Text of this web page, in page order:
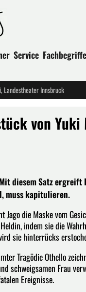
Service Fachbegriffe
Landestheater Innsbruck
von
diesem Satz ergreift
muss kapitulieren.
die Maske vom
indem sie die
sie hinterrücks
Tragödie Othello
schweigsamen Frau
Ereignisse.